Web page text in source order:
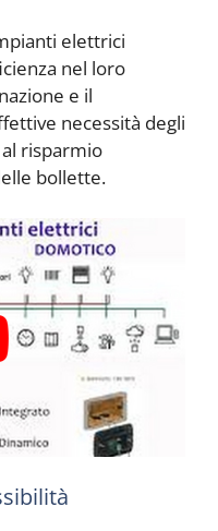
elettrici
nel loro
e il
necessità degli
risparmio
bollette.